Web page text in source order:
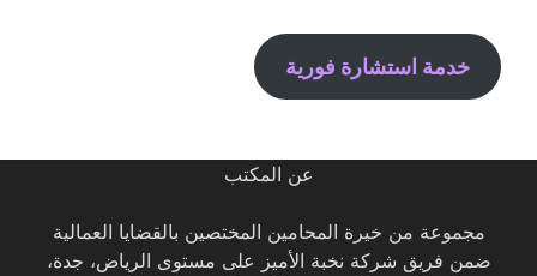
خدمة استشارة فورية
عن المكتب
مجموعة من خيرة المحامين المختصين بالقضايا العمالية
ضمن فريق شركة نخبة الأميز على مستوى الرياض، جدة،